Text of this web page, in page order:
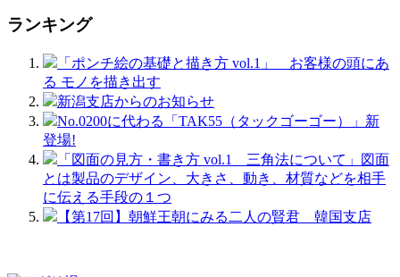
ランキング
「ポンチ絵の基礎と描き方 vol.1」 お客様の頭にあ
る モノを描き出す
新潟支店からのお知らせ
No.0200に代わる「TAK55（タックゴーゴー）」新
登場!
「図面の見方・書き方 vol.1 三角法について」図面
とは製品のデザイン、大きさ、動き、材質などを相手
に伝える手段の１つ
【第17回】朝鮮王朝にみる二人の賢君 韓国支店